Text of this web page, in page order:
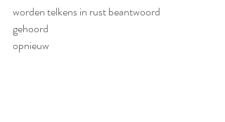
worden telkens in rust beantwoord
gehoord
opnieuw